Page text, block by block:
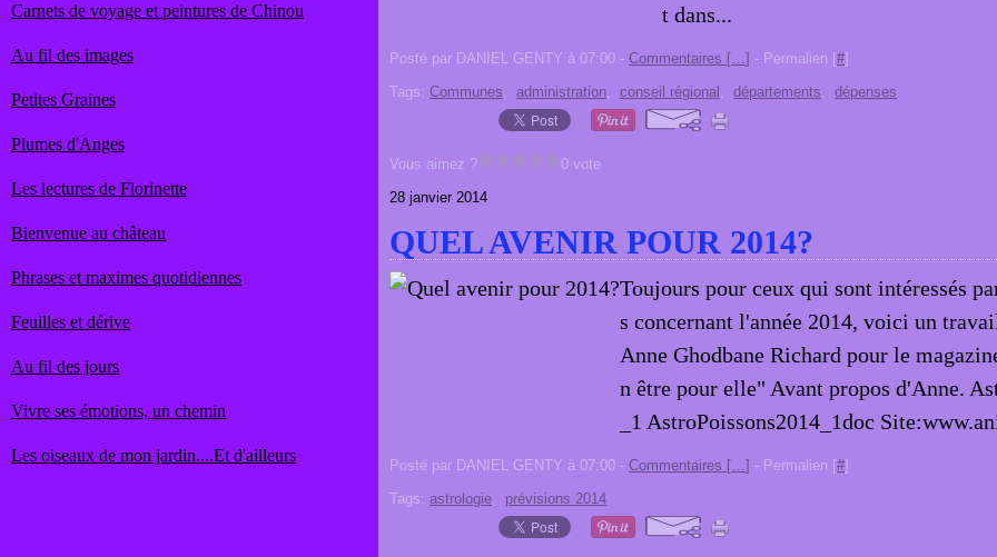
Carnets de voyage et peintures de Chinou
Au fil des images
Petites Graines
Plumes d'Anges
Les lectures de Florinette
Bienvenue au château
Phrases et maximes quotidiennes
Feuilles et dérive
Au fil des jours
Vivre ses émotions, un chemin
Les oiseaux de mon jardin....Et d'ailleurs
t dans...
Posté par DANIEL GENTY à 07:00 - Commentaires […] - Permalien [#]
Tags: Communes, administration, conseil régional , départements, dépenses
Vous aimez ?
0 vote
28 janvier 2014
QUEL AVENIR POUR 2014?
Toujours pour ceux qui sont intéressés
s concernant l'année 2014, voici un
Anne Ghodbane Richard pour le
n être pour elle" Avant propos d'Anne.
_1 AstroPoissons2014_1doc
Posté par DANIEL GENTY à 07:00 - Commentaires […] - Permalien [#]
Tags: astrologie, prévisions 2014